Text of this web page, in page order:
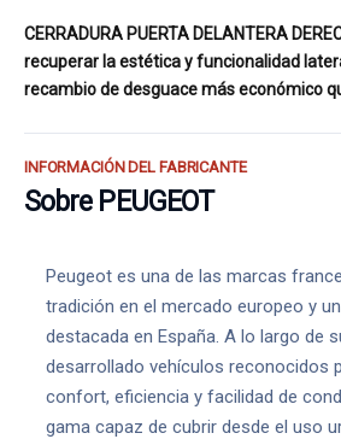
CERRADURA PUERTA DELANTERA
recuperar la estética y funcionalidad
recambio de desguace más económico
INFORMACIÓN DEL FABRICANTE
Sobre PEUGEOT
Peugeot es una de las marcas
tradición en el mercado europeo y
destacada en España. A lo largo de
desarrollado vehículos reconocidos
confort, eficiencia y facilidad de
gama capaz de cubrir desde el uso